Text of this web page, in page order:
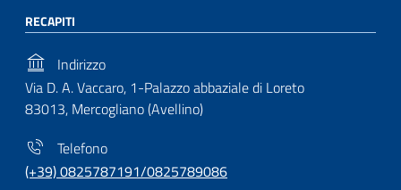
RECAPITI
Indirizzo
Via D. A. Vaccaro, 1-Palazzo abbaziale di Loreto
83013, Mercogliano (Avellino)
Telefono
(+39) 0825787191/0825789086